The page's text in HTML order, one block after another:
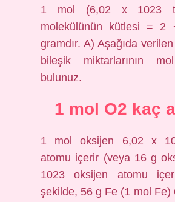
1 mol (6,02 x 1023
molekülünün kütlesi =
gramdır. A) Aşağıda
bileşik miktarlarının mol
bulunuz.
1 mol O2 kaç
1 mol oksijen 6,02 x
atomu içerir (veya 16 g
1023 oksijen atomu
şekilde, 56 g Fe (1 mol Fe)